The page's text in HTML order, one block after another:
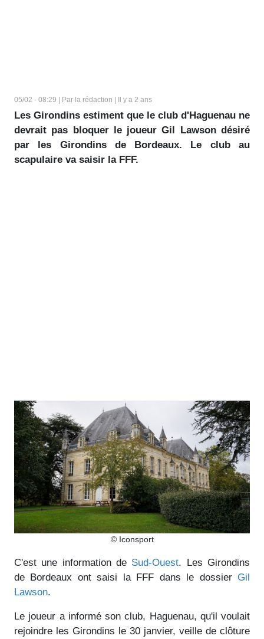
05/02 - 08:29 | Par la rédaction | Il y a 2 ans
Les Girondins estiment que le club d'Haguenau ne
devrait pas bloquer le joueur Gil Lawson désiré
par les Girondins de Bordeaux. Le club au
scapulaire va saisir la FFF.
© Iconsport
C'est une information de Sud-Ouest. Les Girondins
de Bordeaux ont saisi la FFF dans le dossier Gil
Lawson.
Le joueur a informé son club, Haguenau, qu'il voulait
rejoindre les Girondins le 30 janvier, veille de clôture